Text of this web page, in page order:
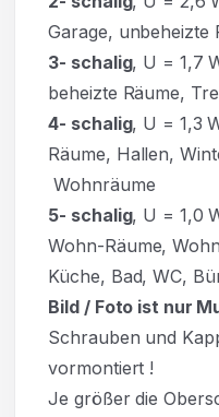
Garage, unbeheizte
3- schalig, U = 1,7
beheizte Räume,
4- schalig, U = 1,3
Räume, Hallen,
Wohnräume
5- schalig, U = 1,0
Wohn-Räume,
Küche, Bad, WC,
Bild / Foto ist nur
Schrauben und
vormontiert !
Je größer die